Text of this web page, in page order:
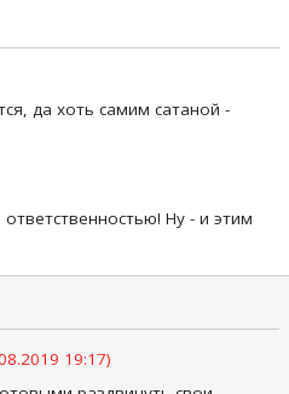
да хоть самим сатаной -
Ну - и этим
19:17)